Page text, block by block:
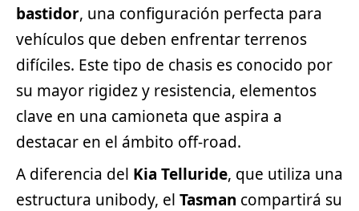
bastidor, una configuración perfecta para
vehículos que deben enfrentar terrenos
difíciles. Este tipo de chasis es conocido por
su mayor rigidez y resistencia, elementos
clave en una camioneta que aspira a
destacar en el ámbito off-road.
A diferencia del Kia Telluride, que utiliza una
estructura unibody, el Tasman compartirá su